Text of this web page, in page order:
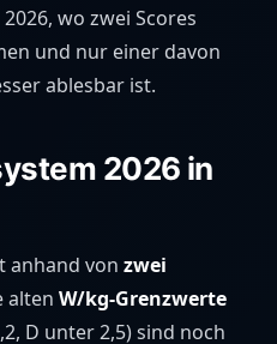
wo zwei Scores
und nur einer davon
ablesbar ist.
2026 in
anhand von zwei
alten W/kg-Grenzwerte
D unter 2,5) sind noch